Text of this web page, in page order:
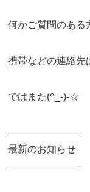
何かご質問のある
携帯などの連絡先
ではまた(^_-)-☆
———————–
最新のお知らせ
———————–